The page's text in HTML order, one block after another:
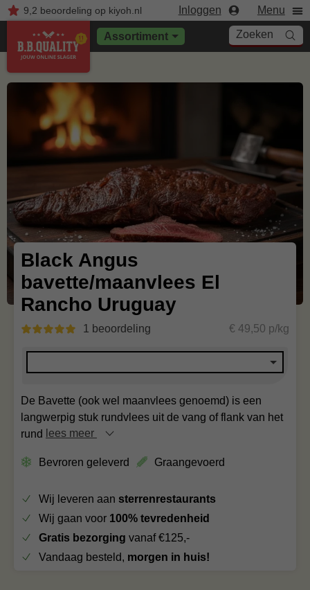
9,2 beoordelingop kiyoh.nl Inloggen Menu
Assortiment Zoeken
Black Angus
bavette/maanvlees El
Rancho Uruguay
1 beoordeling € 49,50 p/kg
De Bavette (ook wel maanvlees genoemd) is een
langwerpig stuk rundvlees uit de vang of flank van het
rund
lees meer
Bevroren geleverd Graangevoerd
Wij leveren aan sterrenrestaurants
Wij gaan voor 100% tevredenheid
Gratis bezorging vanaf €125,-
Vandaag besteld, morgen in huis!